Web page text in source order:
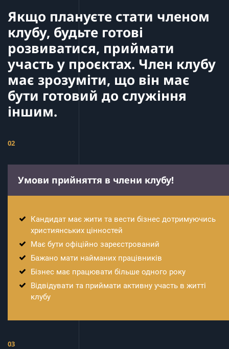
Якщо плануєте стати членом
клубу, будьте готові
розвиватися, приймати
участь у проєктах. Член клубу
має зрозуміти, що він має
бути готовий до служіння
іншим.
02
Умови прийняття в члени клубу!
Кандидат має жити та вести бізнес дотримуючись
християнських цінностей
Має бути офіційно зареєстрований
Бажано мати найманих працівників
Бізнес має працювати більше одного року
Відвідувати та приймати активну участь в житті
клубу
03